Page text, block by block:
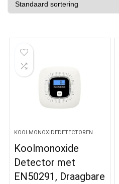
KOOLMONOXIDEDETECTOREN
Koolmonoxide
Detector met
EN50291, Draagbare